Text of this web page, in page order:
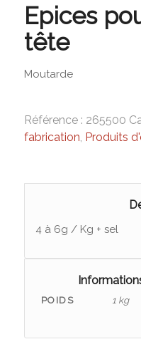
Epices
tête
Moutarde
Référence : 265500
fabrication Produits
4 à 6g / Kg + sel
POIDS 1 kg